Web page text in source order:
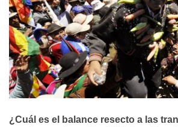
¿Cuál es el balance resecto a las